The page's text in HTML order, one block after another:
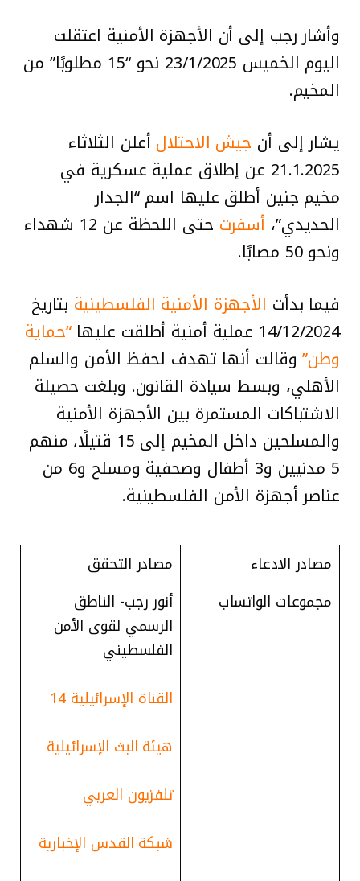
وأشار رجب إلى أن الأجهزة الأمنية اعتقلت
اليوم الخميس 23/1/2025 نحو “15 مطلوبًا” من
المخيم.
يشار إلى أن جيش الاحتلال أعلن الثلاثاء
21.1.2025 عن إطلاق عملية عسكرية في
مخيم جنين أطلق عليها اسم “الجدار
الحديدي”، أسفرت
حتى اللحظة عن 12 شهداء
ونحو 50 مصابًا.
فيما بدأت الأجهزة الأمنية الفلسطينية بتاريخ
14/12/2024 عملية أمنية أطلقت عليها
“حماية
وطن” وقالت أنها تهدف لحفظ الأمن والسلم
الأهلي، وبسط سيادة القانون. وبلغت حصيلة
الاشتباكات المستمرة بين الأجهزة الأمنية
والمسلحين داخل المخيم إلى 15 قتيلًا، منهم
5 مدنيين و3 أطفال وصحفية ومسلح و6 من
عناصر أجهزة الأمن الفلسطينية.
مصادر الادعاء
مصادر التحقق
مجموعات الواتساب
أنور رجب- الناطق
الرسمي لقوى الأمن
الفلسطيني
القناة الإسرائيلية 14
هيئة البث الإسرائيلية
تلفزيون العربي
شبكة القدس الإخبارية